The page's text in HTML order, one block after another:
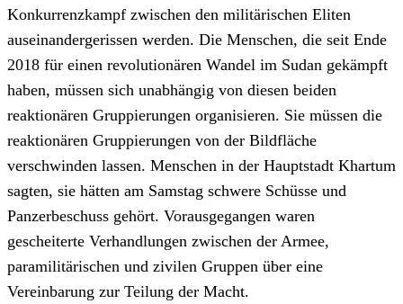
Konkurrenzkampf zwischen den militärischen Eliten
auseinandergerissen werden. Die Menschen, die seit Ende
2018 für einen revolutionären Wandel im Sudan gekämpft
haben, müssen sich unabhängig von diesen beiden
reaktionären Gruppierungen organisieren. Sie müssen die
reaktionären Gruppierungen von der Bildfläche
verschwinden lassen. Menschen in der Hauptstadt Khartum
sagten, sie hätten am Samstag schwere Schüsse und
Panzerbeschuss gehört. Vorausgegangen waren
gescheiterte Verhandlungen zwischen der Armee,
paramilitärischen und zivilen Gruppen über eine
Vereinbarung zur Teilung der Macht.